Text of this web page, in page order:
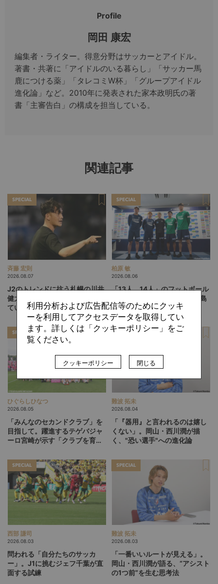
Profile
岡田 康宏
編集者・ライター。得意分野はサッカーとアイドル。
著書・共著に「アイドルのいる暮らし」「サッカー馬
鹿につける薬」「タレコミW杯」「グループアイドル
進化論」など。2010年に発表された家本政明氏の著
書「主審告白」の構成を担当している。
関連記事
SPECIAL
斉藤 宏則
2026.08.07
J2のトレンドに抗う札幌の川井
健太スタイル。「相手を突破し
ていく」鍵は多彩なWG陣の仕
SPECIAL
柏原 敏
2026.08.06
「13人、14人」のフットボール
は実現するか。吉本監督の徳島
ヴォルティスが描く“新章”
SPECIAL
ひぐらしひなつ
2026.08.05
「みんなのセカンドクラブ」を
目指して。躍進するテゲバジャ
ーロ宮崎が示す「クラブを育て
SPECIAL
難波 拓未
2026.08.04
「『器用』と言われるのは嬉し
くない」。岡山・西川潤が描
く、"恐い選手"への進化論
SPECIAL
西部 謙司
2026.08.03
問われる「自分たちのサッカ
ー」。J1に挑むジェフ千葉が直
面する試練
SPECIAL
難波 拓未
2026.08.03
「一番いいルートが見える」。
岡山・西川潤が語る、“アシスト
の1つ前”を生む思考法
利用分析および広告配信等のためにクッキ
ーを利用してアクセスデータを取得してい
ます。詳しくは「クッキーポリシー」をご
覧ください。
クッキーポリシー 閉じる